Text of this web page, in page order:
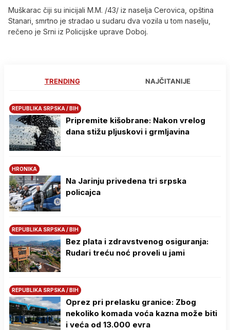
Muškarac čiji su inicijali M.M. /43/ iz naselja Cerovica, opština
Stanari, smrtno je stradao u sudaru dva vozila u tom naselju,
rečeno je Srni iz Policijske uprave Doboj.
TRENDING NAJČITANIJE
REPUBLIKA SRPSKA / BIH
Pripremite kišobrane: Nakon vrelog
dana stižu pljuskovi i grmljavina
HRONIKA
Na Јarinju privedena tri srpska
policajca
REPUBLIKA SRPSKA / BIH
Bez plata i zdravstvenog osiguranja:
Rudari treću noć proveli u jami
REPUBLIKA SRPSKA / BIH
Oprez pri prelasku granice: Zbog
nekoliko komada voća kazna može biti
i veća od 13.000 evra